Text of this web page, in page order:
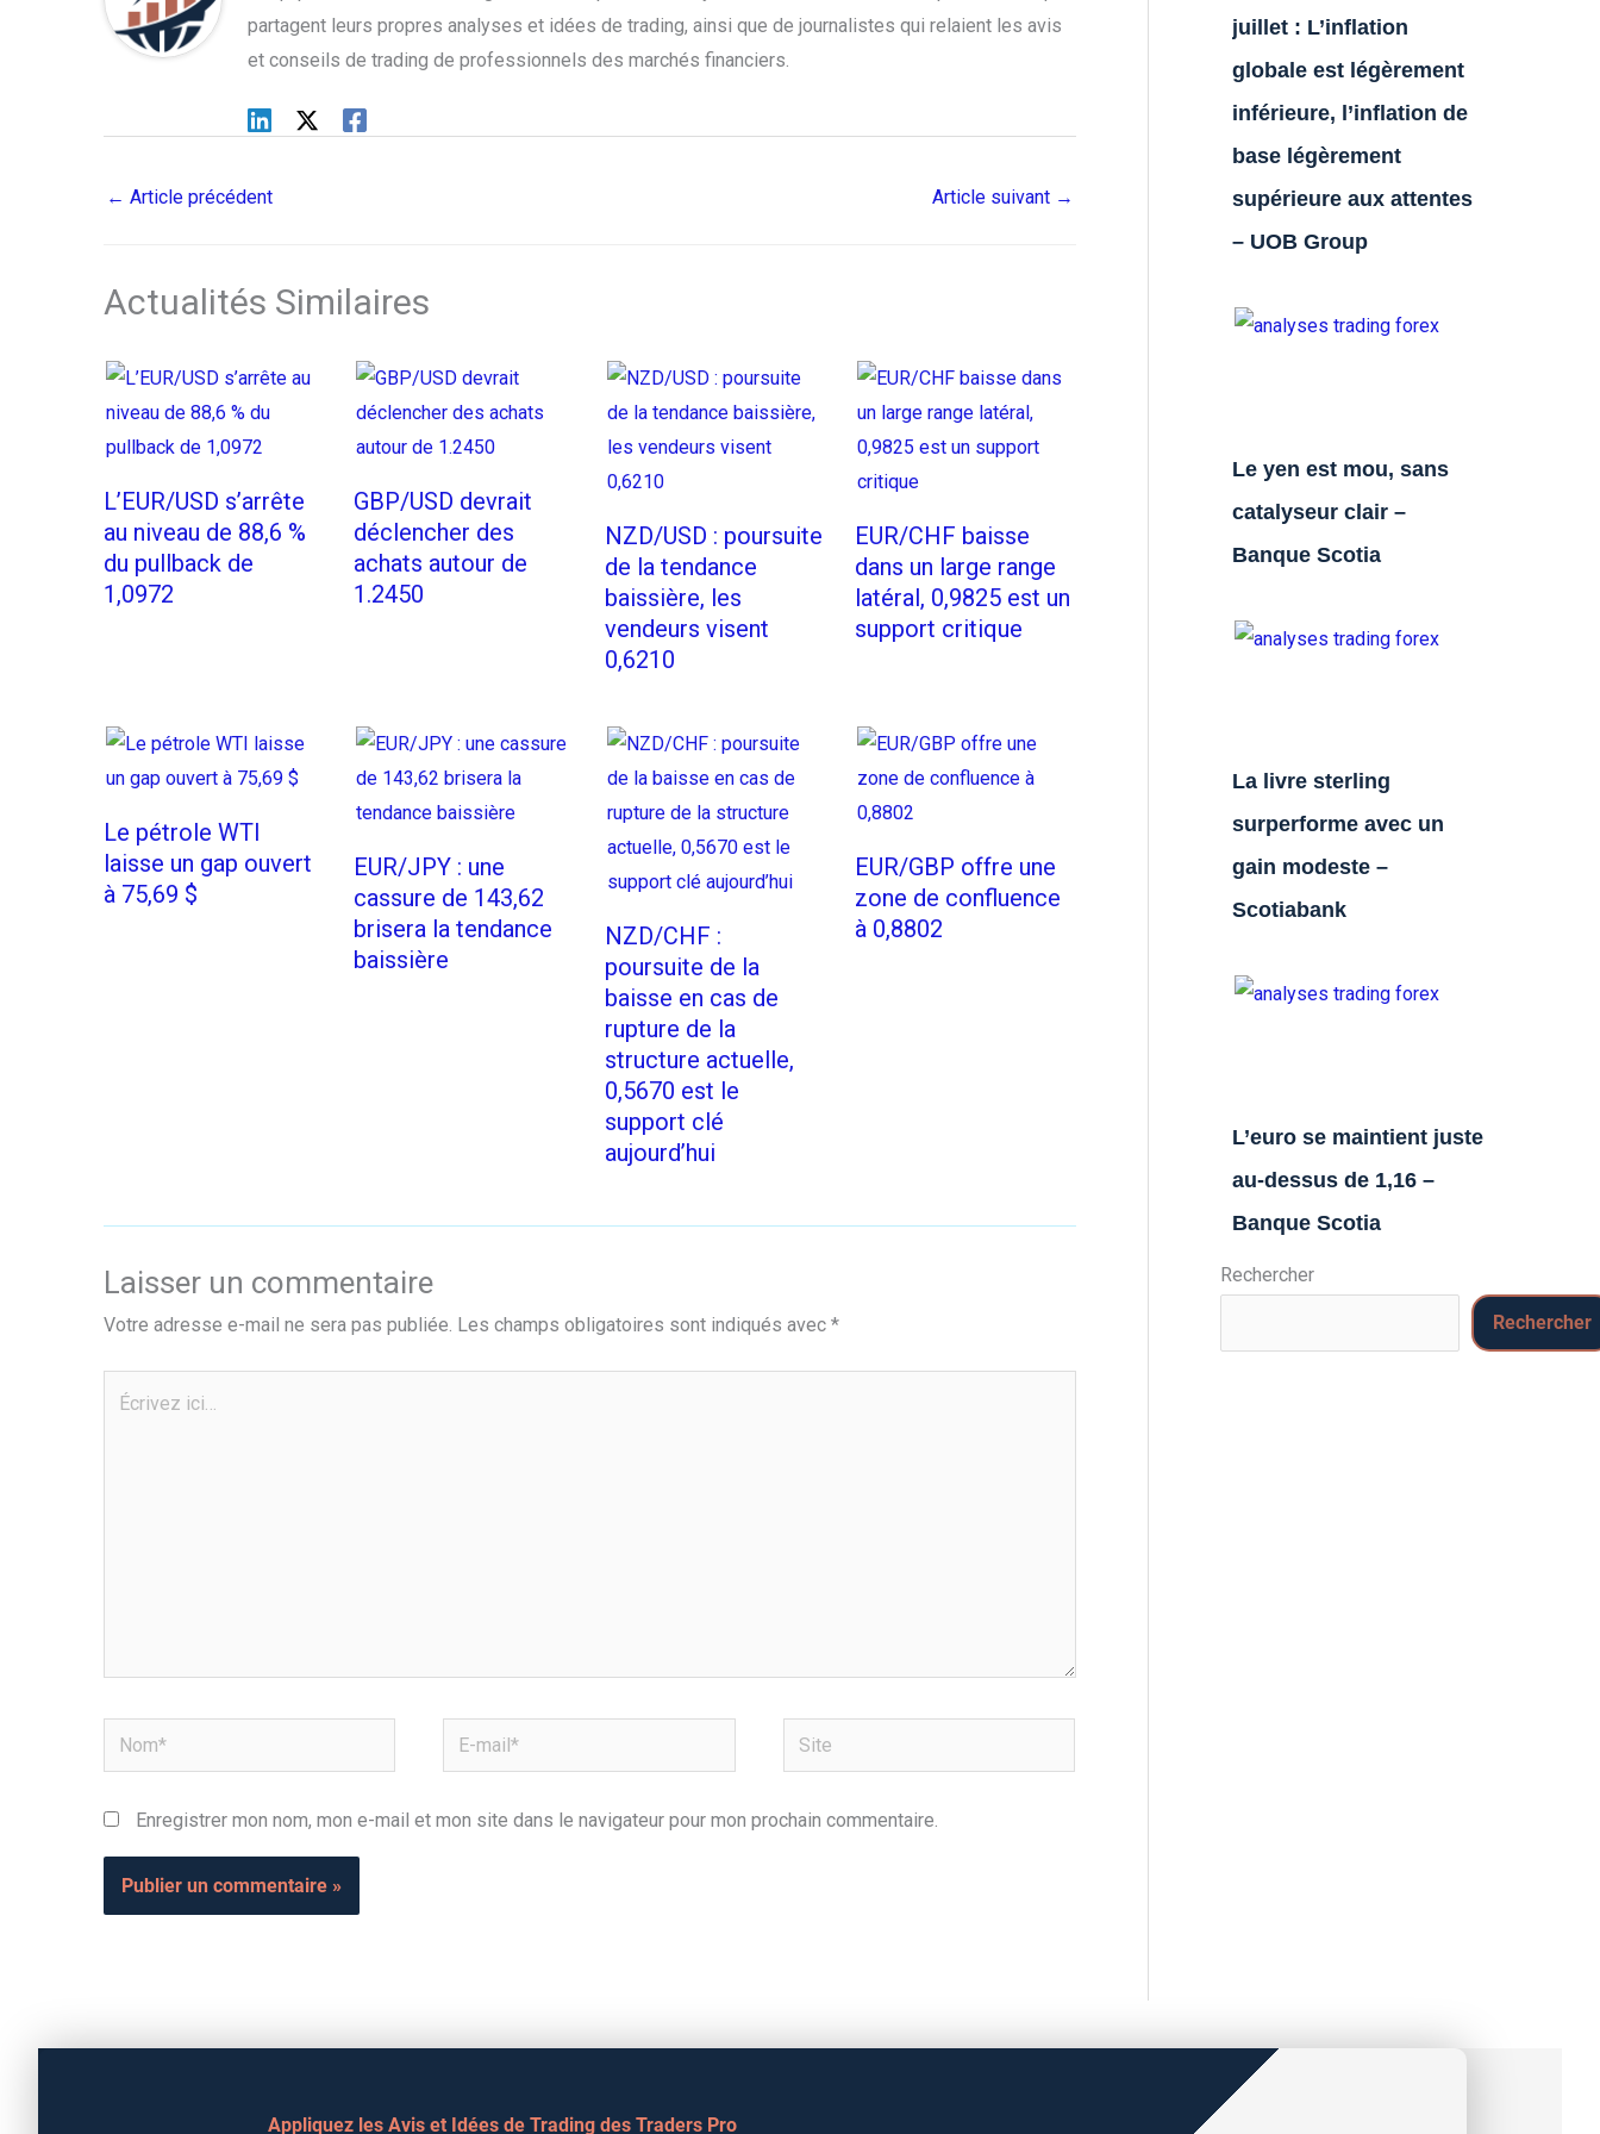
partagent leurs propres analyses et idées de trading, ainsi que de journalistes qui relaient les avis
et conseils de trading de professionnels des marchés financiers.
← Article précédent Article suivant →
Actualités Similaires
L’EUR/USD s’arrête
au niveau de 88,6 %
du pullback de
1,0972
GBP/USD devrait
déclencher des
achats autour de
1.2450
NZD/USD : poursuite
de la tendance
baissière, les
vendeurs visent
0,6210
EUR/CHF baisse
dans un large range
latéral, 0,9825 est un
support critique
Le pétrole WTI
laisse un gap ouvert
à 75,69 $
EUR/JPY : une
cassure de 143,62
brisera la tendance
baissière
NZD/CHF :
poursuite de la
baisse en cas de
rupture de la
structure actuelle,
0,5670 est le
support clé
aujourd’hui
EUR/GBP offre une
zone de confluence
à 0,8802
Laisser un commentaire
Votre adresse e-mail ne sera pas publiée. Les champs obligatoires sont indiqués avec *
Écrivez
Nom*
mail*
Site
Enregistrer mon nom, mon e-mail et mon site dans le navigateur pour mon prochain commentaire.
juillet : L’inflation
globale est légèrement
inférieure, l’inflation de
base légèrement
supérieure aux attentes
– UOB Group
Le yen est mou, sans
catalyseur clair –
Banque Scotia
La livre sterling
surperforme avec un
gain modeste –
Scotiabank
L’euro se maintient juste
au-dessus de 1,16 –
Banque Scotia
Rechercher
Rechercher
Appliquez les Avis et Idées de Trading des Traders Pro